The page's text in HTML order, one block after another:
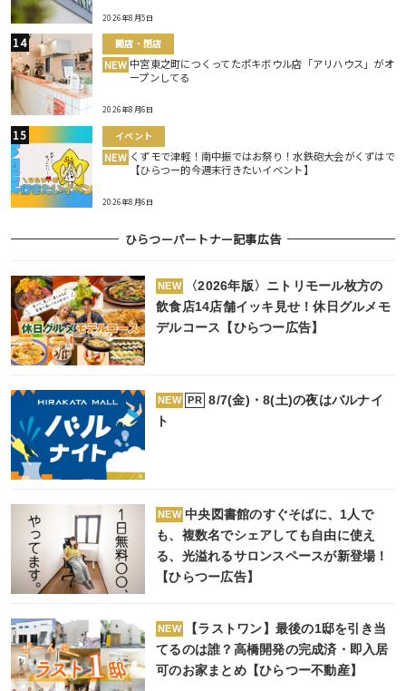
2026年8月5日
開店・閉店
NEW 中宮東之町につくってたポキボウル店「アリハウス」がオ
ープンしてる
2026年8月6日
イベント
NEW くずモで津軽！南中振ではお祭り！水鉄砲大会がくずはで
【ひらつー的今週末行きたいイベント】
2026年8月6日
ひらつーパートナー記事広告
NEW
〈2026年版〉ニトリモール枚方の
飲食店14店舗イッキ見せ！休日グルメモ
デルコース【ひらつー広告】
NEW PR
8/7(金)・8(土)の夜はバルナイ
ト
NEW 中央図書館のすぐそばに、1人で
も、複数名でシェアしても自由に使え
る、光溢れるサロンスペースが新登場！
【ひらつー広告】
NEW
【ラストワン】最後の1邸を引き当
てるのは誰？高橋開発の完成済・即入居
可のお家まとめ【ひらつー不動産】